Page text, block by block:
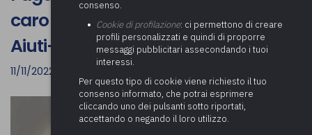
caro bollette previsto dal Decreto
Aiuti-bis
11/11/2022
consenso.
Cookie di profilazione: ci permettono di creare
profili personalizzati e quindi di proporre
messaggi pubblicitari assecondando i tuoi
interessi.
Per questo tipo di cookie viene richiesto il tuo
consenso informato, che potrai esprimere
cliccando uno dei pulsanti sotto riportati,
accettando o negando il loro utilizzo.